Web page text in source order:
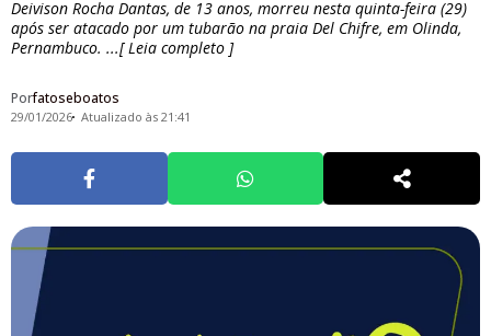
Deivison Rocha Dantas, de 13 anos, morreu nesta quinta-feira (29)
após ser atacado por um tubarão na praia Del Chifre, em Olinda,
Pernambuco. ...[ Leia completo ]
Porfatoseboatos
29/01/2026 Atualizado às 21:41